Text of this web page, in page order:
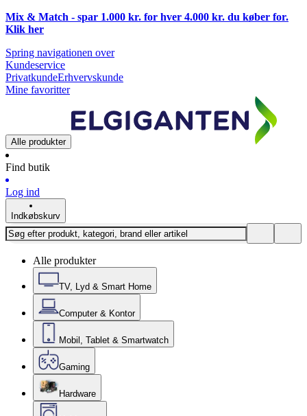
Mix & Match - spar 1.000 kr. for hver 4.000 kr. du køber for.
Klik her
Spring navigationen over
Kundeservice
PrivatkundeErhvervskunde
Mine favoritter
Alle produkter
Find butik
Log ind
Indkøbskurv
Alle produkter
TV, Lyd & Smart Home
Computer & Kontor
Mobil, Tablet & Smartwatch
Gaming
Hardware